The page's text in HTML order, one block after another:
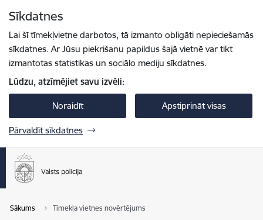
Sīkdatnes
Lai šī tīmekļvietne darbotos, tā izmanto obligāti nepieciešamās
sīkdatnes. Ar Jūsu piekrišanu papildus šajā vietnē var tikt
izmantotas statistikas un sociālo mediju sīkdatnes.
Lūdzu, atzīmējiet savu izvēli:
Noraidīt Apstiprināt visas
Pārvaldīt sīkdatnes
Sākums Tīmekļa vietnes novērtējums